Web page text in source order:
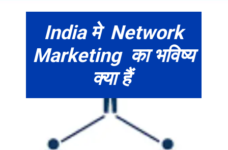
India मे Network
Marketing का भविष्य
क्या हैं